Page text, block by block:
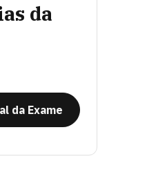
da
da Exame